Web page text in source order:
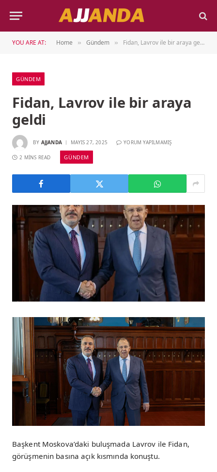
YOU ARE AT: Home » Gündem » Fidan, Lavrov ile bir araya geldi
GÜNDEM
Fidan, Lavrov ile bir araya
geldi
BY AJJANDA MAYIS 27, 2025 YORUM YAPILMAMIŞ
2 MINS READ GÜNDEM
Başkent Moskova’daki buluşmada Lavrov ile Fidan,
görüşmenin basına açık kısmında konuştu.